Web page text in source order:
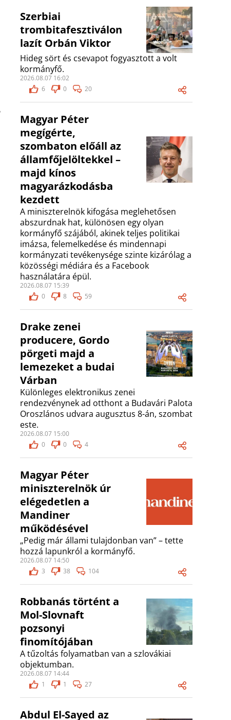
Szerbiai
trombitafesztiválon
lazít Orbán Viktor
Hideg sört és csevapot fogyasztott a volt
kormányfő.
2026.08.07 16:02
6
0 20
Magyar Péter
megígérte,
szombaton előáll az
államfőjelöltekkel –
majd kínos
magyarázkodásba
kezdett
A miniszterelnök kifogása meglehetősen
abszurdnak hat, különösen egy olyan
kormányfő szájából, akinek teljes politikai
imázsa, felemelkedése és mindennapi
kormányzati tevékenysége szinte kizárólag a
közösségi médiára és a Facebook
használatára épül.
2026.08.07 15:39
0
8 59
Drake zenei
producere, Gordo
pörgeti majd a
lemezeket a budai
Várban
Különleges elektronikus zenei
rendezvénynek ad otthont a Budavári Palota
Oroszlános udvara augusztus 8-án, szombat
este.
2026.08.07 15:00
0
0 4
Magyar Péter
miniszterelnök úr
elégedetlen a
Mandiner
működésével
„Pedig már állami tulajdonban van” – tette
hozzá lapunkról a kormányfő.
2026.08.07 14:50
3
38 104
Robbanás történt a
Mol-Slovnaft
pozsonyi
finomítójában
A tűzoltás folyamatban van a szlovákiai
objektumban.
2026.08.07 14:44
1
1 27
Abdul El-Sayed az